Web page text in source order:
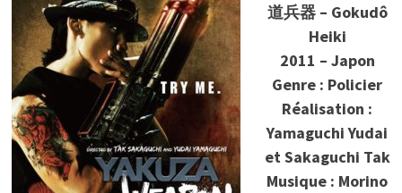
道兵器 – Gokudô
Heiki
2011 – Japon
Genre : Policier
Réalisation :
Yamaguchi Yudai
et Sakaguchi Tak
Musique : Morino